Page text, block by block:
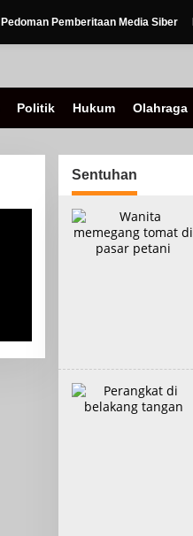
Pedoman Pemberitaan Media Siber
Politik Hukum Olahraga
Sentuhan